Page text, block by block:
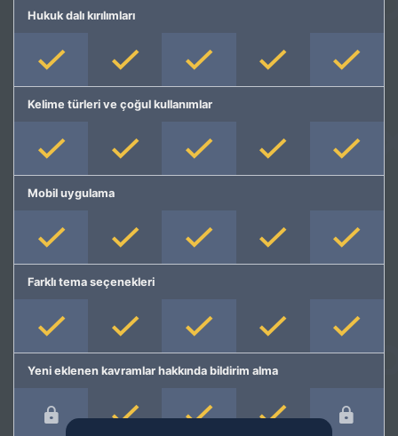
Hukuk dalı kırılımları
Kelime türleri ve çoğul kullanımlar
Mobil uygulama
Farklı tema seçenekleri
Yeni eklenen kavramlar hakkında bildirim alma